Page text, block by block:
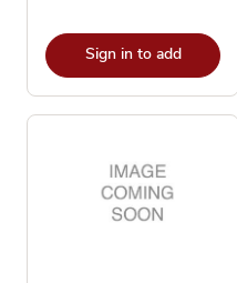
Sign in to add